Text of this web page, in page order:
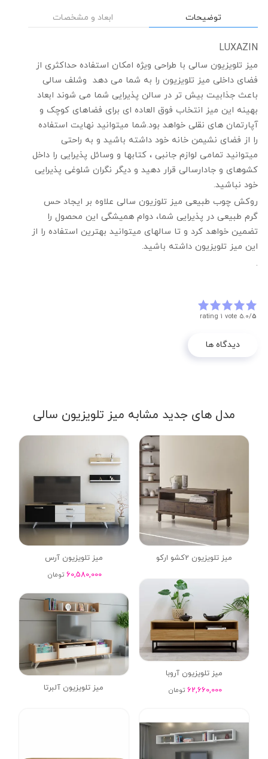
توضیحات ابعاد و مشخصات
LUXAZIN
میز تلویزیون سالی با طراحی ویژه امکان استفاده حداکثری از
فضای داخلی میز تلویزیون را به شما می دهد وشلف سالی
باعث جذابیت بیش تر در سالن پذیرایی شما می شوند ابعاد
بهینه این میز انتخاب فوق العاده ای برای فضاهای کوچک و
آپارتمان های نقلی خواهد بود.شما میتوانید نهایت استفاده
را از فضای نشیمن خانه خود داشته باشید و به راحتی
میتوانید تمامی لوازم جانبی ، کتابها و وسائل پذیرایی را داخل
کشوهای و جادارسالی قرار دهید و دیگر نگران شلوغی پذیرایی
خود نباشید.
روکش چوب طبیعی میز تلوزیون سالی علاوه بر ایجاد حس
گرم طبیعی در پذیرایی شما، دوام همیشگی این محصول را
تضمین خواهد کرد و تا سالهای میتوانید بهترین استفاده را از
این میز تلویزیون داشته باشید.
.
5.0/5
rating 1 vote
دیدگاه ها
مدل های جدید مشابه میز تلویزیون سالی
میز تلویزیون 2کشو ارکو
میز تلویزیون آرس
60,580,000 تومان
میز تلویزیون آروبا
62,660,000 تومان میز تلویزیون آلبرتا